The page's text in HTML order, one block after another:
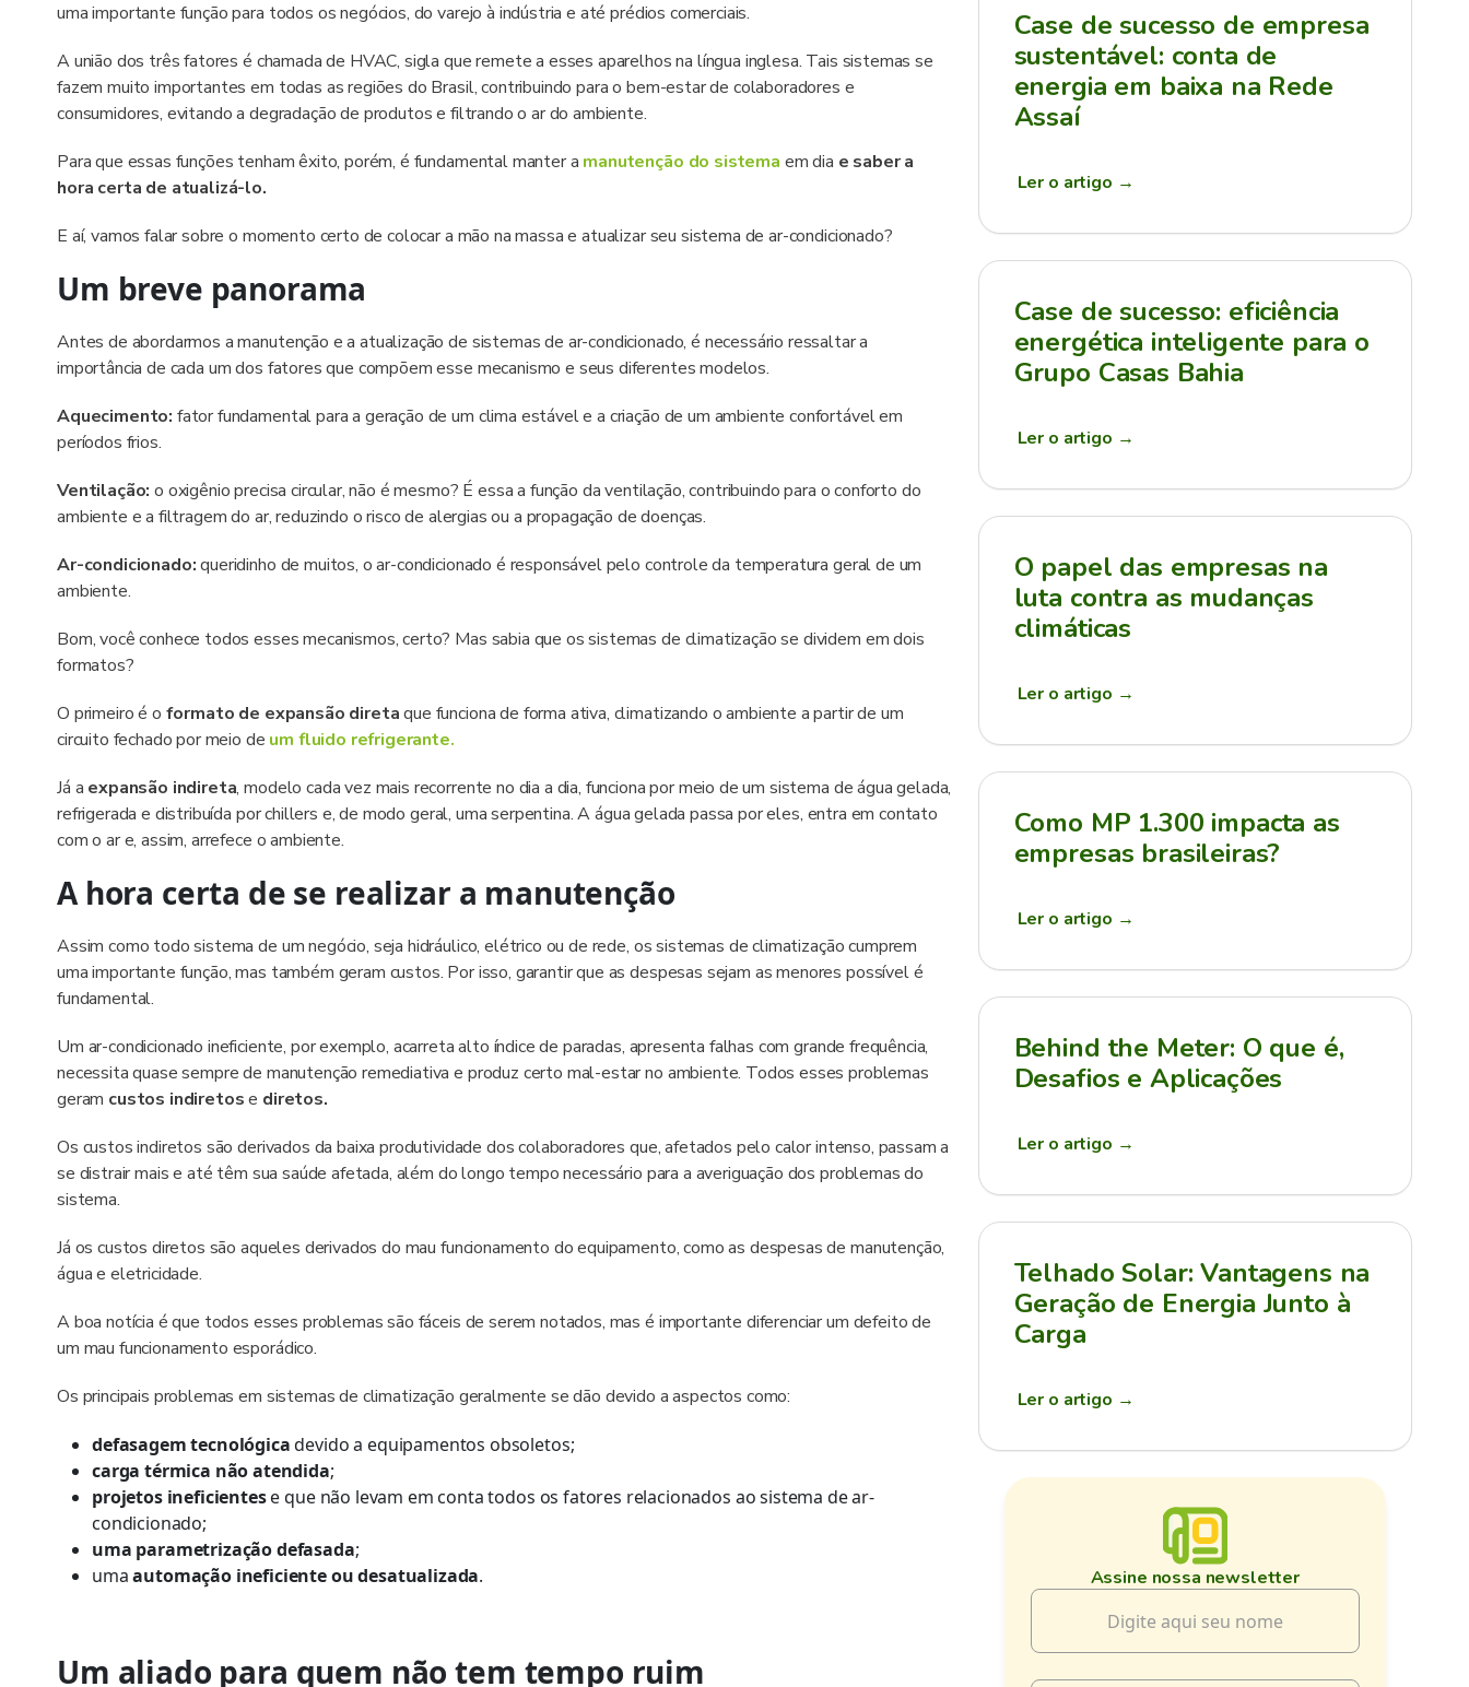
uma importante função para todos os negócios, do varejo à indústria e até prédios comerciais.
A união dos três fatores é chamada de HVAC, sigla que remete a esses aparelhos na língua inglesa. Tais sistemas se
fazem muito importantes em todas as regiões do Brasil, contribuindo para o bem-estar de colaboradores e
consumidores, evitando a degradação de produtos e filtrando o ar do ambiente.
Para que essas funções tenham êxito, porém, é fundamental manter a manutenção do sistema em dia e saber a
hora certa de atualizá-lo.
E aí, vamos falar sobre o momento certo de colocar a mão na massa e atualizar seu sistema de ar-condicionado?
Um breve panorama
Antes de abordarmos a manutenção e a atualização de sistemas de ar-condicionado, é necessário ressaltar a
importância de cada um dos fatores que compõem esse mecanismo e seus diferentes modelos.
Aquecimento: fator fundamental para a geração de um clima estável e a criação de um ambiente confortável em
períodos frios.
Ventilação: o oxigênio precisa circular, não é mesmo? É essa a função da ventilação, contribuindo para o conforto do
ambiente e a filtragem do ar, reduzindo o risco de alergias ou a propagação de doenças.
Ar-condicionado:queridinho de muitos, o ar-condicionado é responsável pelo controle da temperatura geral de um
ambiente.
Bom, você conhece todos esses mecanismos, certo? Mas sabia que os sistemas de climatização se dividem em dois
formatos?
O primeiro é o formato de expansão diretaque funciona de forma ativa, climatizando o ambiente a partir de um
circuito fechado por meio de um fluido refrigerante.
Já a expansão indireta, modelo cada vez mais recorrente no dia a dia, funciona por meio de um sistema de água gelada,
refrigerada e distribuída por chillers e, de modo geral, uma serpentina. A água gelada passa por eles, entra em contato
com o ar e, assim, arrefece o ambiente.
A hora certa de se realizar a manutenção
Assim como todo sistema de um negócio, seja hidráulico, elétrico ou de rede, os sistemas de climatização cumprem
uma importante função, mas também geram custos. Por isso, garantir que as despesas sejam as menores possível é
fundamental.
Um ar-condicionado ineficiente, por exemplo, acarreta alto índice de paradas, apresenta falhas com grande frequência,
necessita quase sempre de manutenção remediativa e produz certo mal-estar no ambiente. Todos esses problemas
geram custos indiretose diretos.
Os custos indiretos são derivados da baixa produtividade dos colaboradores que, afetados pelo calor intenso, passam a
se distrair mais e até têm sua saúde afetada, além do longo tempo necessário para a averiguação dos problemas do
sistema.
Já os custos diretos são aqueles derivados do mau funcionamento do equipamento, como as despesas de manutenção,
água e eletricidade.
A boa notícia é que todos esses problemas são fáceis de serem notados, mas é importante diferenciar um defeito de
um mau funcionamento esporádico.
Os principais problemas em sistemas de climatização geralmente se dão devido a aspectos como:
defasagem tecnológicadevido a equipamentos obsoletos;
carga térmica não atendida;
projetos ineficientese que não levam em conta todos os fatores relacionados ao sistema de ar-
condicionado;
uma parametrização defasada;
umaautomação ineficiente ou desatualizada.
Um aliado para quem não tem tempo ruim
Case de sucesso de empresa
sustentável: conta de
energia em baixa na Rede
Assaí
Ler o artigo →
Case de sucesso: eficiência
energética inteligente para o
Grupo Casas Bahia
Ler o artigo →
O papel das empresas na
luta contra as mudanças
climáticas
Ler o artigo →
Como MP 1.300 impacta as
empresas brasileiras?
Ler o artigo →
Behind the Meter: O que é,
Desafios e Aplicações
Ler o artigo →
Telhado Solar: Vantagens na
Geração de Energia Junto à
Carga
Ler o artigo →
Assine nossa newsletter